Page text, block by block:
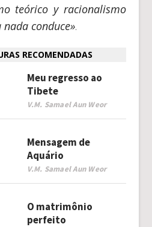
teórico y racionalismo
conduce».
RECOMENDADAS
Meu regresso ao
Tibete
V.M. Samael Aun Weor
Mensagem de
Aquário
V.M. Samael Aun Weor
O matrimônio
perfeito